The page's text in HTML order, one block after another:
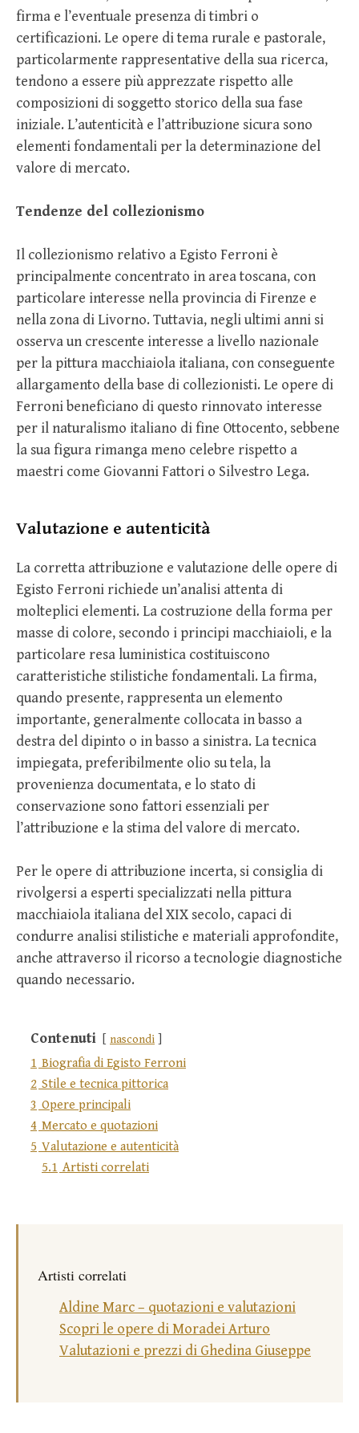
firma e l’eventuale presenza di timbri o
certificazioni. Le opere di tema rurale e pastorale,
particolarmente rappresentative della sua ricerca,
tendono a essere più apprezzate rispetto alle
composizioni di soggetto storico della sua fase
iniziale. L’autenticità e l’attribuzione sicura sono
elementi fondamentali per la determinazione del
valore di mercato.
Tendenze del collezionismo
Il collezionismo relativo a Egisto Ferroni è
principalmente concentrato in area toscana, con
particolare interesse nella provincia di Firenze e
nella zona di Livorno. Tuttavia, negli ultimi anni si
osserva un crescente interesse a livello nazionale
per la pittura macchiaiola italiana, con conseguente
allargamento della base di collezionisti. Le opere di
Ferroni beneficiano di questo rinnovato interesse
per il naturalismo italiano di fine Ottocento, sebbene
la sua figura rimanga meno celebre rispetto a
maestri come Giovanni Fattori o Silvestro Lega.
Valutazione e autenticità
La corretta attribuzione e valutazione delle opere di
Egisto Ferroni richiede un’analisi attenta di
molteplici elementi. La costruzione della forma per
masse di colore, secondo i principi macchiaioli, e la
particolare resa luministica costituiscono
caratteristiche stilistiche fondamentali. La firma,
quando presente, rappresenta un elemento
importante, generalmente collocata in basso a
destra del dipinto o in basso a sinistra. La tecnica
impiegata, preferibilmente olio su tela, la
provenienza documentata, e lo stato di
conservazione sono fattori essenziali per
l’attribuzione e la stima del valore di mercato.
Per le opere di attribuzione incerta, si consiglia di
rivolgersi a esperti specializzati nella pittura
macchiaiola italiana del XIX secolo, capaci di
condurre analisi stilistiche e materiali approfondite,
anche attraverso il ricorso a tecnologie diagnostiche
quando necessario.
Contenuti nascondi
1 Biografia di Egisto Ferroni
2 Stile e tecnica pittorica
3 Opere principali
4 Mercato e quotazioni
5 Valutazione e autenticità
5.1 Artisti correlati
Artisti correlati
Aldine Marc – quotazioni e valutazioni
Scopri le opere di Moradei Arturo
Valutazioni e prezzi di Ghedina Giuseppe